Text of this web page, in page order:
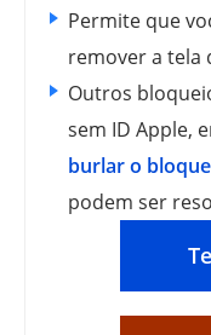
Permite que
remover a tela
Outros
sem ID Apple,
burlar o
podem ser